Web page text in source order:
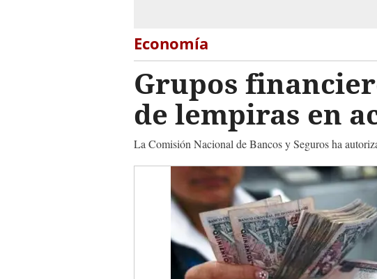
Economía
Grupos
de lempiras en
La Comisión Nacional de Bancos y Seguros ha